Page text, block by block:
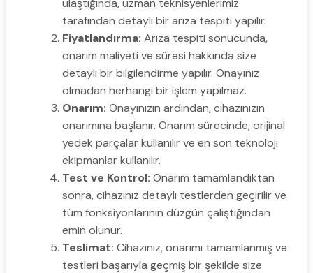
tarafından detaylı bir arıza tespiti yapılır.
Fiyatlandırma: Arıza tespiti sonucunda,
onarım maliyeti ve süresi hakkında size
detaylı bir bilgilendirme yapılır. Onayınız
olmadan herhangi bir işlem yapılmaz.
Onarım: Onayınızın ardından, cihazınızın
onarımına başlanır. Onarım sürecinde, orijinal
yedek parçalar kullanılır ve en son teknoloji
ekipmanlar kullanılır.
Test ve Kontrol: Onarım tamamlandıktan
sonra, cihazınız detaylı testlerden geçirilir ve
tüm fonksiyonlarının düzgün çalıştığından
emin olunur.
Teslimat: Cihazınız, onarımı tamamlanmış ve
testleri başarıyla geçmiş bir şekilde size